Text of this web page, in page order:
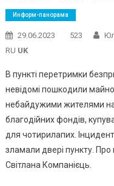
Информ-панорама
29.06.2023 523
RU UK
В пункті перетримки
невідомі пошкодили
небайдужими жителями
благодійних фондів,
для чотирилапих.
зламали двері пункту. Про
Світлана Компанієць.